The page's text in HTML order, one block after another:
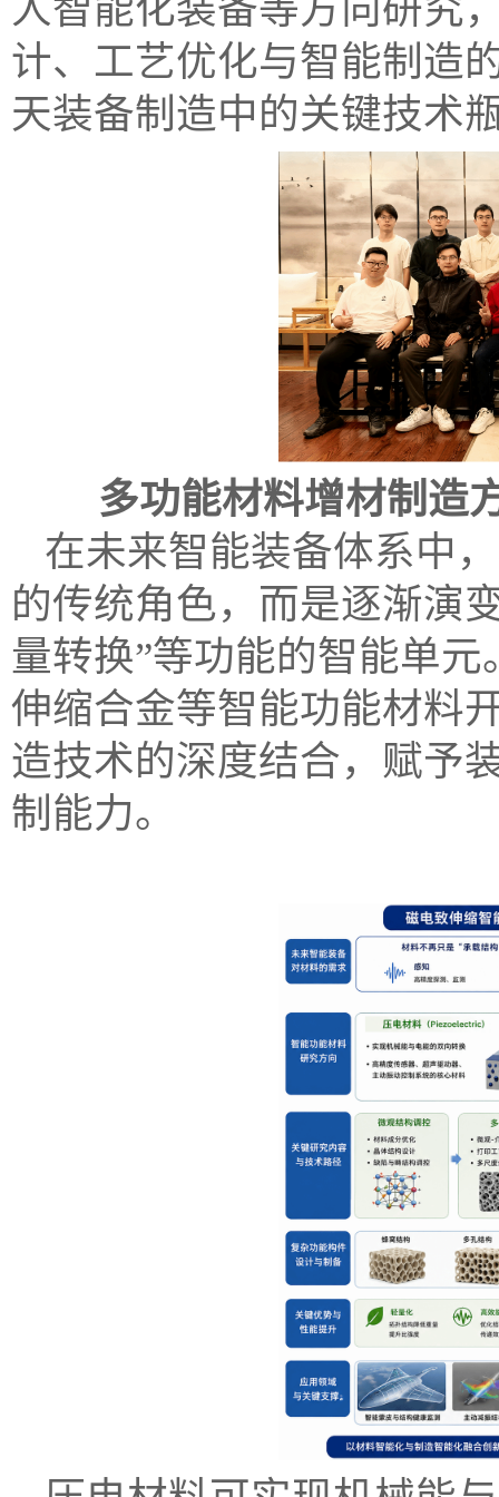
人智能化装备等方向研究
计、工艺优化与智能制造
天装备制造中的关键技术
多功能材料增材制造
在未来智能装备体系中
的传统角色，而是逐渐演
量转换”等功能的智能单
伸缩合金等智能功能材料
造技术的深度结合，赋予
制能力。